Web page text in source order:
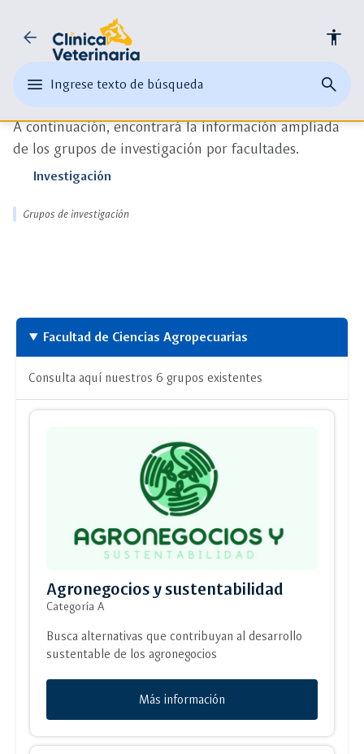
arrow_back
Universidad
de
la
Salle
menu
el
menu
principal
Ingrese texto de búsqueda search
de
edit
Ingrese
o
una
palabra
clave
close
accessibility
Grupos de Investigación
A continuación, encontrará la información ampliada
de los grupos de investigación por facultades.
Investigación
Grupos de investigación
Facultad de Ciencias Agropecuarias
Consulta aquí nuestros 6 grupos existentes
Agronegocios y sustentabilidad
Categoría A
Busca alternativas que contribuyan al desarrollo
sustentable de los agronegocios
Más información